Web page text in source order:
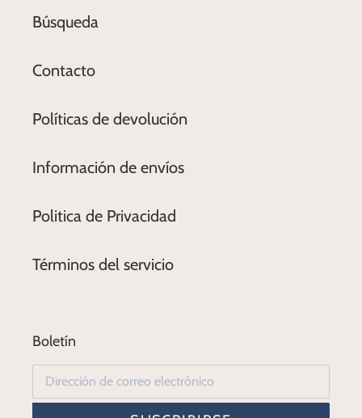
Búsqueda
Contacto
Políticas de devolución
Información de envíos
Politica de Privacidad
Términos del servicio
Boletín